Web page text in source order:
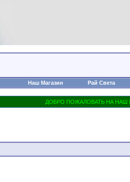
Наш Магазин Рай Света